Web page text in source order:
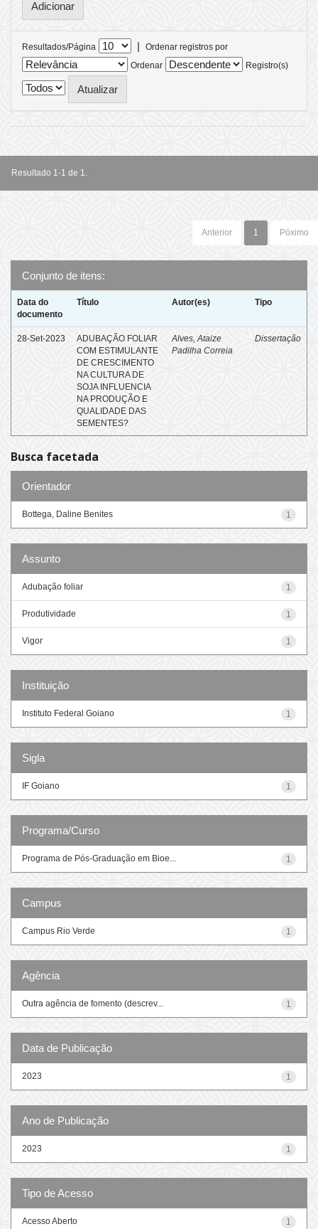
Resultados/Página |
Ordenar registros por
Ordenar
Registro(s)
Resultado 1-1 de 1.
Anterior 1 Póximo
Conjunto de itens:
Data do
documento
Título Autor(es) Tipo
28-Set-2023
ADUBAÇÃO FOLIAR
COM ESTIMULANTE
DE CRESCIMENTO
NA CULTURA DE
SOJA INFLUENCIA
NA PRODUÇÃO E
QUALIDADE DAS
SEMENTES?
Alves, Ataize
Padilha Correia
Dissertação
Busca facetada
Orientador
1
Bottega, Daline Benites
Assunto
1
Adubação foliar
1
Produtividade
1
Vigor
Instituição
1
Instituto Federal Goiano
Sigla
1
IF Goiano
Programa/Curso
1
Programa de Pós-Graduação em Bioe...
Campus
1
Campus Rio Verde
Agência
1
Outra agência de fomento (descrev...
Data de Publicação
1
2023
Ano de Publicação
1
2023
Tipo de Acesso
1
Acesso Aberto